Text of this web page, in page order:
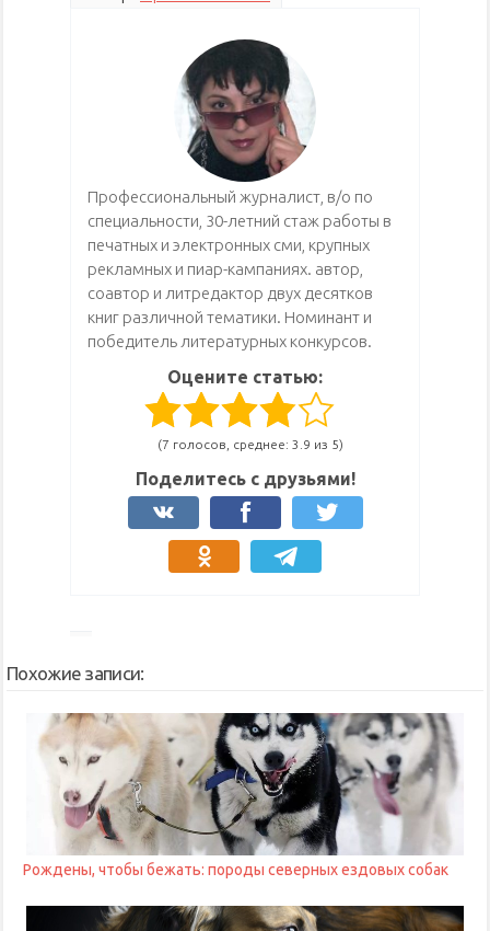
Профессиональный журналист, в/о по
специальности, 30-летний стаж работы в
печатных и электронных сми, крупных
рекламных и пиар-кампаниях. автор,
соавтор и литредактор двух десятков
книг различной тематики. Номинант и
победитель литературных конкурсов.
Оцените статью:
(7 голосов, среднее: 3.9 из 5)
Поделитесь с друзьями!
Похожие записи:
Рождены, чтобы бежать: породы северных ездовых собак